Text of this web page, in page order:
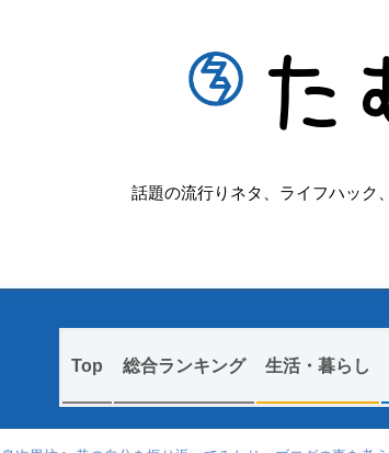
た
話題の流行りネタ、ライフハック
Skip
Top 総合ランキング 生活・暮らし